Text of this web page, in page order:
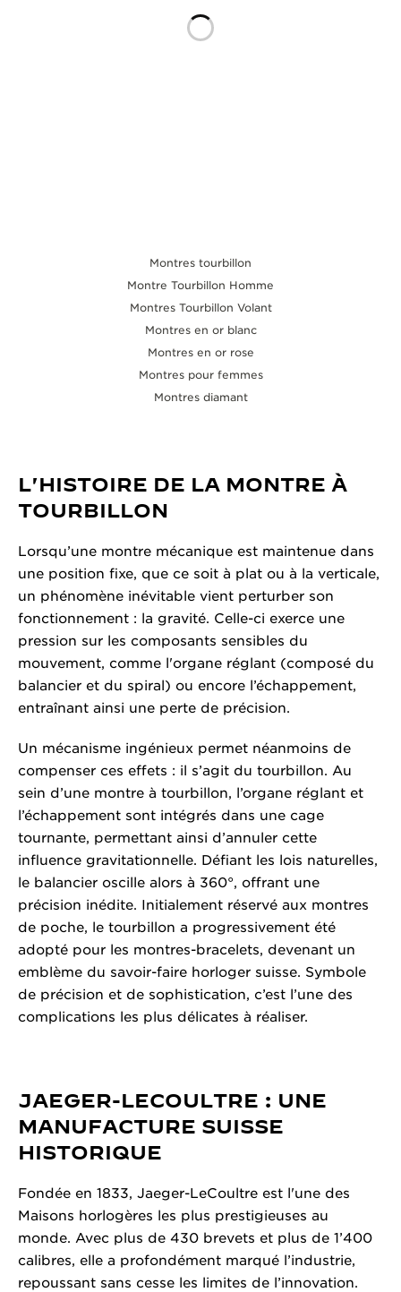
LE VIRTUOSE DU SON
Montres tourbillon
Montre Tourbillon Homme
Montres Tourbillon Volant
Montres en or blanc
Montres en or rose
Montres pour femmes
Montres diamant
L'HISTOIRE DE LA MONTRE À
TOURBILLON
Lorsqu’une montre mécanique est maintenue dans
une position fixe, que ce soit à plat ou à la verticale,
un phénomène inévitable vient perturber son
fonctionnement : la gravité. Celle-ci exerce une
pression sur les composants sensibles du
mouvement, comme l'organe réglant (composé du
balancier et du spiral) ou encore l’échappement,
entraînant ainsi une perte de précision.
Un mécanisme ingénieux permet néanmoins de
compenser ces effets : il s’agit du tourbillon. Au
sein d’une montre à tourbillon, l’organe réglant et
l’échappement sont intégrés dans une cage
tournante, permettant ainsi d’annuler cette
influence gravitationnelle. Défiant les lois naturelles,
le balancier oscille alors à 360°, offrant une
précision inédite. Initialement réservé aux montres
de poche, le tourbillon a progressivement été
adopté pour les montres-bracelets, devenant un
emblème du savoir-faire horloger suisse. Symbole
de précision et de sophistication, c’est l’une des
complications les plus délicates à réaliser.
JAEGER-LECOULTRE : UNE
MANUFACTURE SUISSE
HISTORIQUE
Fondée en 1833, Jaeger-LeCoultre est l'une des
Maisons horlogères les plus prestigieuses au
monde. Avec plus de 430 brevets et plus de 1’400
calibres, elle a profondément marqué l’industrie,
repoussant sans cesse les limites de l’innovation.